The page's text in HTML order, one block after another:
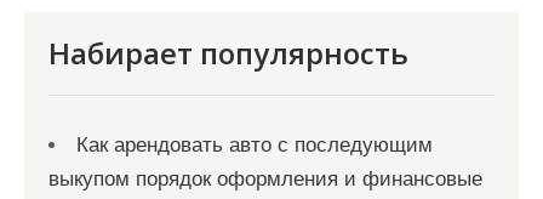
м
Набирает популярность
Как арендовать авто с последующим
выкупом порядок оформления и финансовые